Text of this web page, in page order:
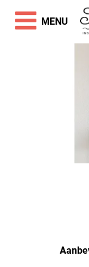
MENU